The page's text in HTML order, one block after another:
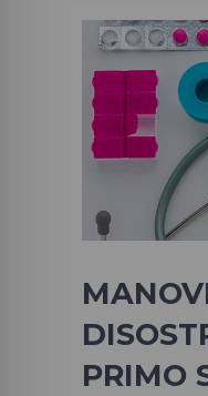
PRIMO